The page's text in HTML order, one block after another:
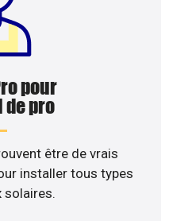
pour
pro
être de vrais
installer tous types
solaires.